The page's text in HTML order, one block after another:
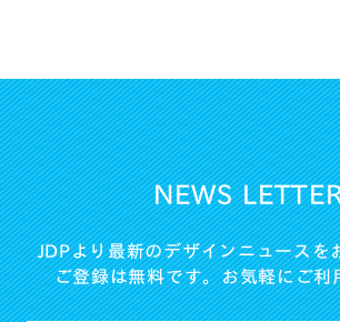
NEWS
JDPより最新のデザインニュースを
ご登録は無料です。お気軽にご利